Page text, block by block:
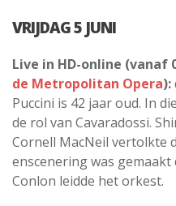
VRIJDAG 5 JUNI
Live in HD-online (vanaf
de Metropolitan Opera):
Puccini is 42 jaar oud. In
de rol van Cavaradossi.
Cornell MacNeil vertolkte
enscenering was gemaakt
Conlon leidde het orkest.